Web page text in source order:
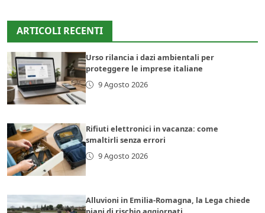
ARTICOLI RECENTI
Urso rilancia i dazi ambientali per
proteggere le imprese italiane
9 Agosto 2026
Rifiuti elettronici in vacanza: come
smaltirli senza errori
9 Agosto 2026
Alluvioni in Emilia-Romagna, la Lega chiede